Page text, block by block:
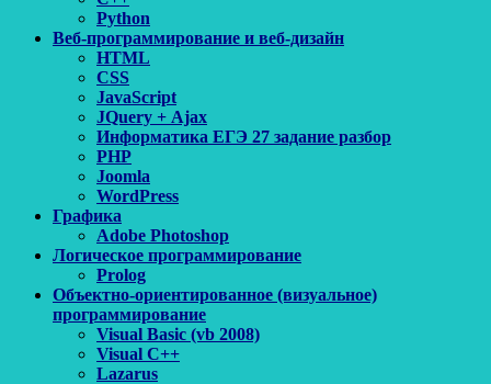
Python
Веб-программирование и веб-дизайн
HTML
CSS
JavaScript
JQuery + Ajax
Информатика ЕГЭ 27 задание разбор
PHP
Joomla
WordPress
Графика
Adobe Photoshop
Логическое программирование
Prolog
Объектно-ориентированное (визуальное)
программирование
Visual Basic (vb 2008)
Visual C++
Lazarus